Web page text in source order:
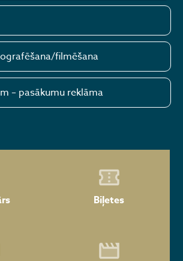
filmēšana
– pasākumu reklāma
Biļetes